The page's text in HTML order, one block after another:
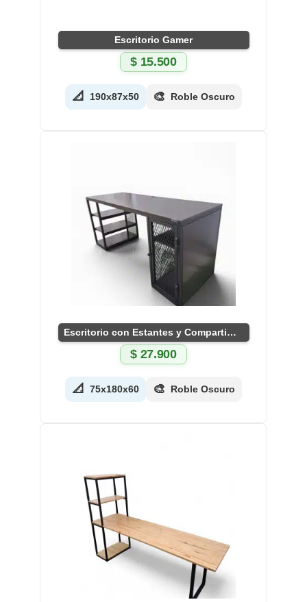
Escritorio Gamer
$15.500
📐 190x87x50 🎨 Roble Oscuro
Escritorio con Estantes y Compartimento Seguro
$27.900
📐 75x180x60 🎨 Roble Oscuro